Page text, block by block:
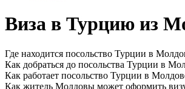
Виза в Турцию из
Где находится посольство Турции в
Как добраться до посольства Турции в
Как работает посольство Турции в
Как житель Молдовы может оформить